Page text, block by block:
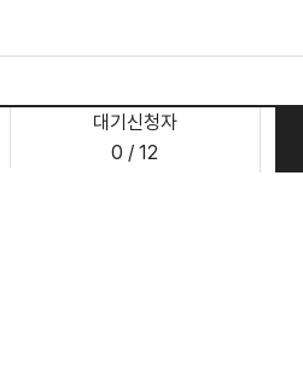
대기신청자
0 / 12